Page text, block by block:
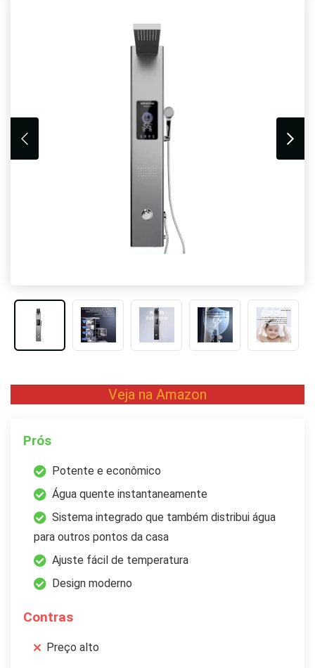
Veja na Amazon
Prós
Potente e econômico
Água quente instantaneamente
Sistema integrado que também distribui água
para outros pontos da casa
Ajuste fácil de temperatura
Design moderno
Contras
Preço alto